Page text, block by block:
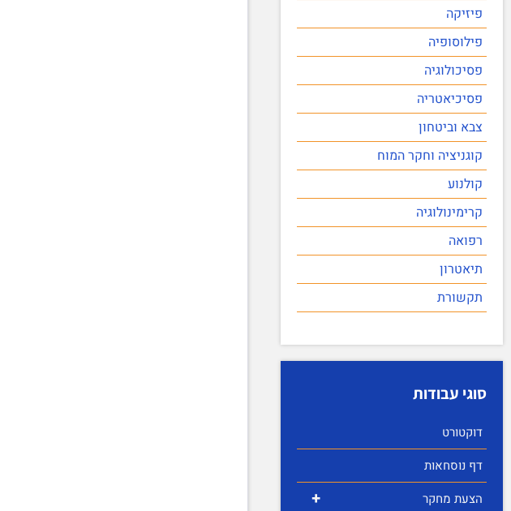
פיזיקה
פילוסופיה
פסיכולוגיה
פסיכיאטריה
צבא וביטחון
קוגניציה וחקר המוח
קולנוע
קרימינולוגיה
רפואה
תיאטרון
תקשורת
סוגי עבודות
דוקטורט
דף נוסחאות
+ הצעת מחקר